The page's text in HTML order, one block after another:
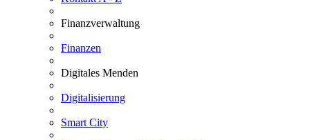
Finanzverwaltung
Finanzen
Digitales Menden
Digitalisierung
Smart City